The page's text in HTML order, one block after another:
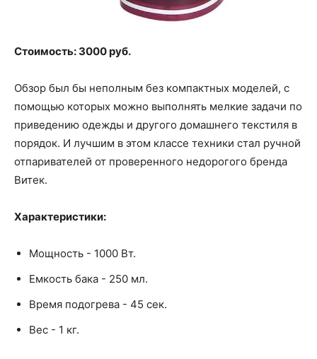
Стоимость: 3000 руб.
Обзор был бы неполным без компактных моделей, с
помощью которых можно выполнять мелкие задачи по
приведению одежды и другого домашнего текстиля в
порядок. И лучшим в этом классе техники стал ручной
отпаривателей от проверенного недорогого бренда
Витек.
Характеристики:
Мощность - 1000 Вт.
Емкость бака - 250 мл.
Время подогрева - 45 сек.
Вес - 1 кг.